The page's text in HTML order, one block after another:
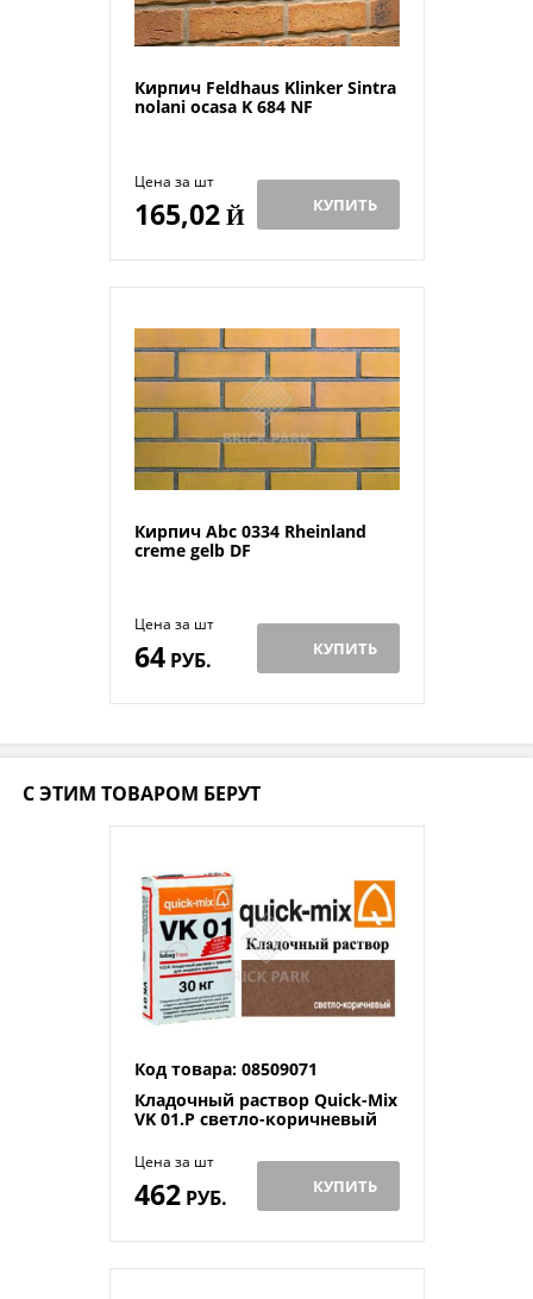
Кирпич Feldhaus Klinker Sintra
nolani ocasa K 684 NF
Цена за шт
165,02Й КУПИТЬ
Кирпич Abc 0334 Rheinland
creme gelb DF
Цена за шт
64РУБ. КУПИТЬ
С ЭТИМ ТОВАРОМ БЕРУТ
Код товара: 08509071
Кладочный раствор Quick-Mix
VK 01.P светло-коричневый
Цена за шт
462РУБ. КУПИТЬ